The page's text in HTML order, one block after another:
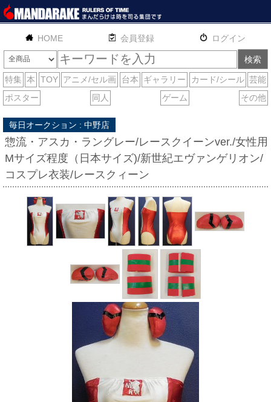
HOME English 通販 サイトマップ お問い合わせ
毎日オークション : 中野店
惣流・アスカ・ラングレー/レースクイーンver./女性用
Mサイズ程度（日本サイズ)/新世紀エヴァンゲリオン/
コスプレ衣装/レースクィーン